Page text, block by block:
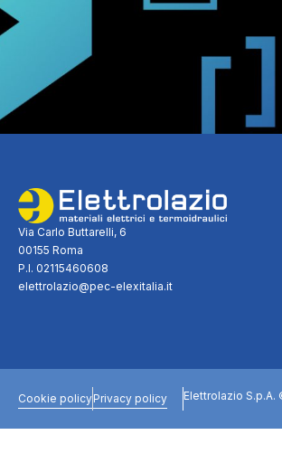
Via Carlo Buttarelli, 6
00155 Roma
P.I. 02115460608
elettrolazio@pec-elexitalia.it
Cookie policyPrivacy policy Elettrolazio S.p.A.